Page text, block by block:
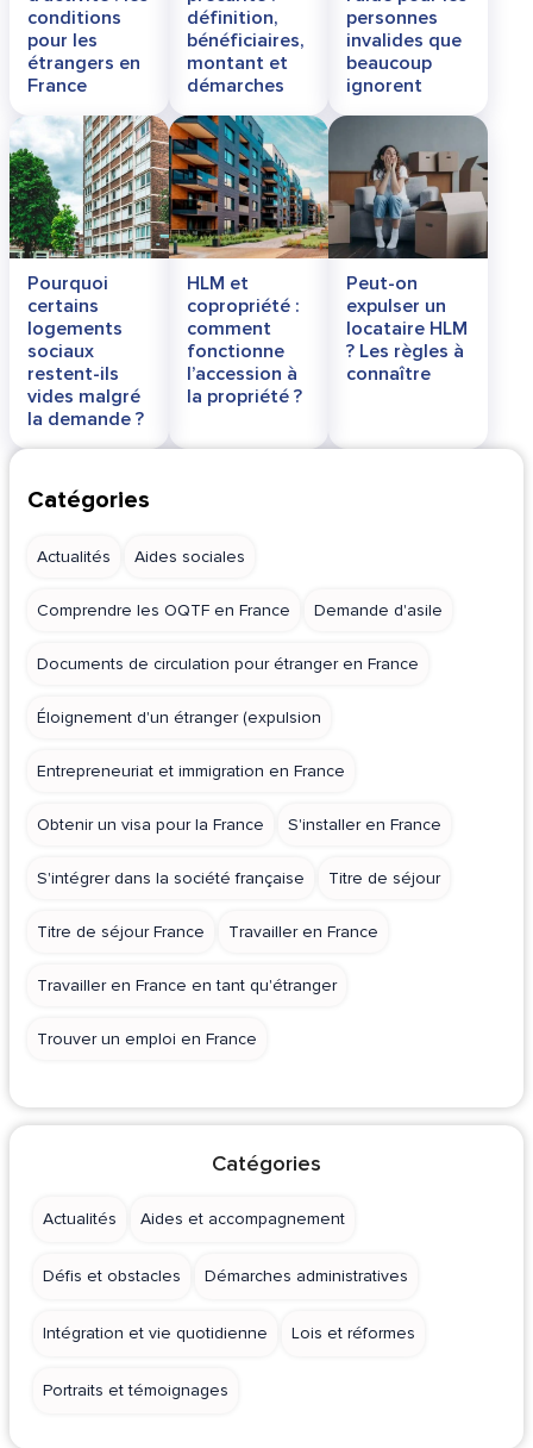
conditions
pour les
étrangers en
France
définition,
bénéficiaires,
montant et
démarches
personnes
invalides que
beaucoup
ignorent
Pourquoi
certains
logements
sociaux
restent-ils
vides malgré
la demande ?
HLM et
copropriété :
comment
fonctionne
l’accession à
la propriété ?
Peut-on
expulser un
locataire HLM
? Les règles à
connaître
Catégories
Actualités Aides sociales
Comprendre les OQTF en France Demande d'asile
Documents de circulation pour étranger en France
Éloignement d'un étranger (expulsion
Entrepreneuriat et immigration en France
Obtenir un visa pour la France S'installer en France
S'intégrer dans la société française Titre de séjour
Titre de séjour France Travailler en France
Travailler en France en tant qu'étranger
Trouver un emploi en France
Catégories
Actualités Aides et accompagnement
Défis et obstacles Démarches administratives
Intégration et vie quotidienne Lois et réformes
Portraits et témoignages